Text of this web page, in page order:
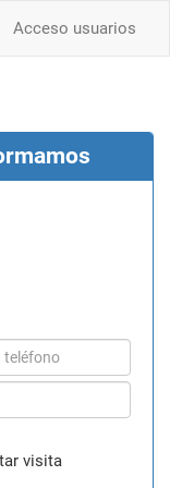
Acceso usuarios
visita